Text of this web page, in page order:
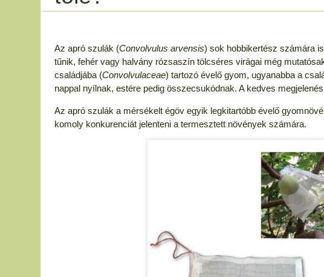
Az apró szulák (Convolvulus arvensis) sok hobbikertész számára
tűnik, fehér vagy halvány rózsaszín tölcséres virágai még
családjába (Convolvulaceae) tartozó évelő gyom, ugyanabba a
nappal nyílnak, estére pedig összecsukódnak. A kedves
Az apró szulák a mérsékelt égöv egyik legkitartóbb évelő
komoly konkurenciát jelenteni a termesztett növények számára.